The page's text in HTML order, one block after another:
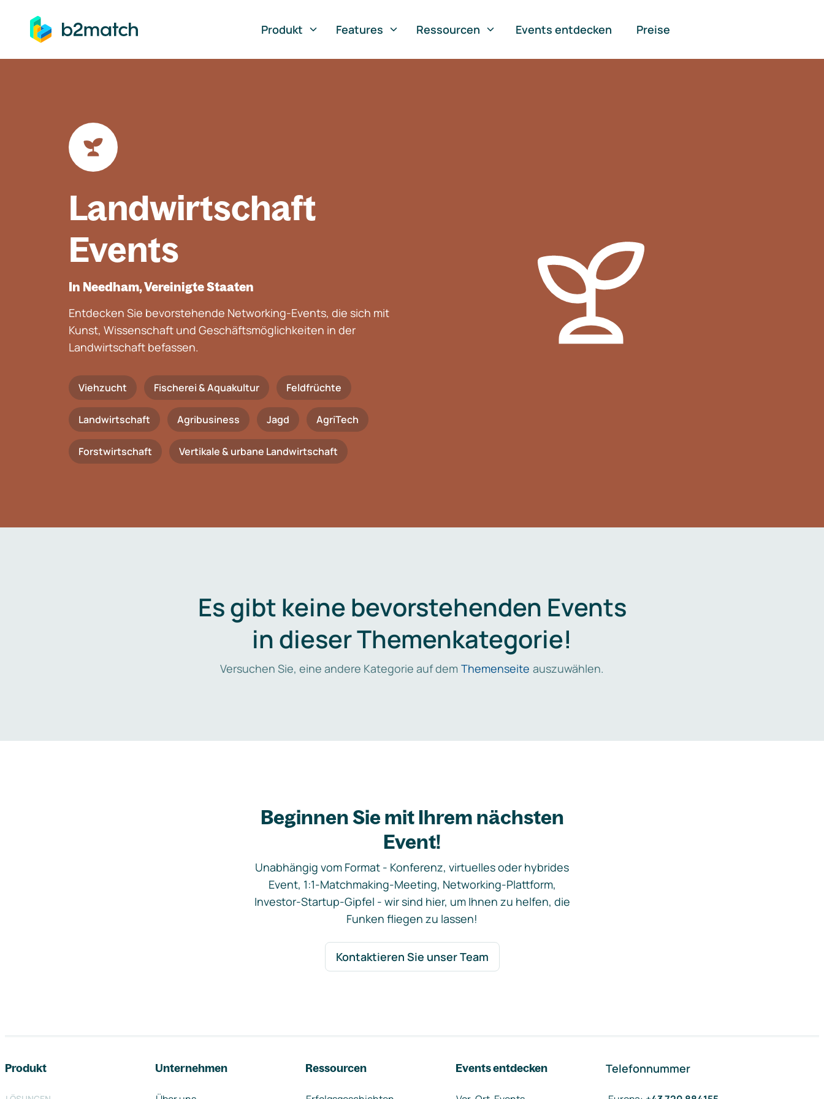
springen
Produkt
Features Ressourcen Events entdecken Preise
Landwirtschaft
Events
In Needham, Vereinigte Staaten
Entdecken Sie bevorstehende Networking-Events, die sich mit
Kunst, Wissenschaft und Geschäftsmöglichkeiten in der
Landwirtschaft befassen.
Viehzucht Fischerei & Aquakultur Feldfrüchte
Landwirtschaft Agribusiness Jagd AgriTech
Forstwirtschaft Vertikale & urbane Landwirtschaft
Es gibt keine bevorstehenden Events
in dieser Themenkategorie!
Versuchen Sie, eine andere Kategorie auf dem Themenseite auszuwählen.
Beginnen Sie mit Ihrem nächsten
Event!
Unabhängig vom Format - Konferenz, virtuelles oder hybrides
Event, 1:1-Matchmaking-Meeting, Networking-Plattform,
Investor-Startup-Gipfel - wir sind hier, um Ihnen zu helfen, die
Funken fliegen zu lassen!
Kontaktieren Sie unser Team
Produkt Unternehmen Ressourcen Events entdecken Telefonnummer